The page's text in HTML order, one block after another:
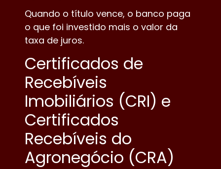
Quando o título vence, o banco paga
o que foi investido mais o valor da
taxa de juros.
Certificados de
Recebíveis
Imobiliários (CRI) e
Certificados
Recebíveis do
Agronegócio (CRA)